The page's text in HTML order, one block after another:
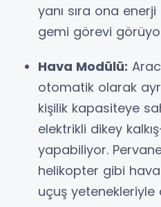
yanı sıra ona
gemi görevi
Hava Modülü:
otomatik olarak
kişilik kapasiteye
elektrikli dikey
yapabiliyor.
helikopter gibi
uçuş yetenekleriyle